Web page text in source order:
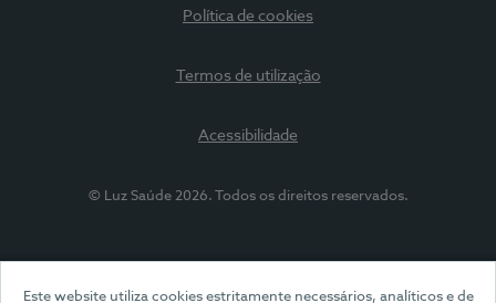
Este website utiliza cookies estritamente necessários, analíticos e de
Política de cookies
Termos de utilização
Acessibilidade
© Luz Saúde 2026. Todos os direitos reservados.